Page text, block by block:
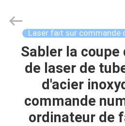
MAISON
PRODUITS
Shenzhen
Tuofa
Technology
Laser fait sur commande
Sabler la
de laser de
d'acier
commande
ordinateur de